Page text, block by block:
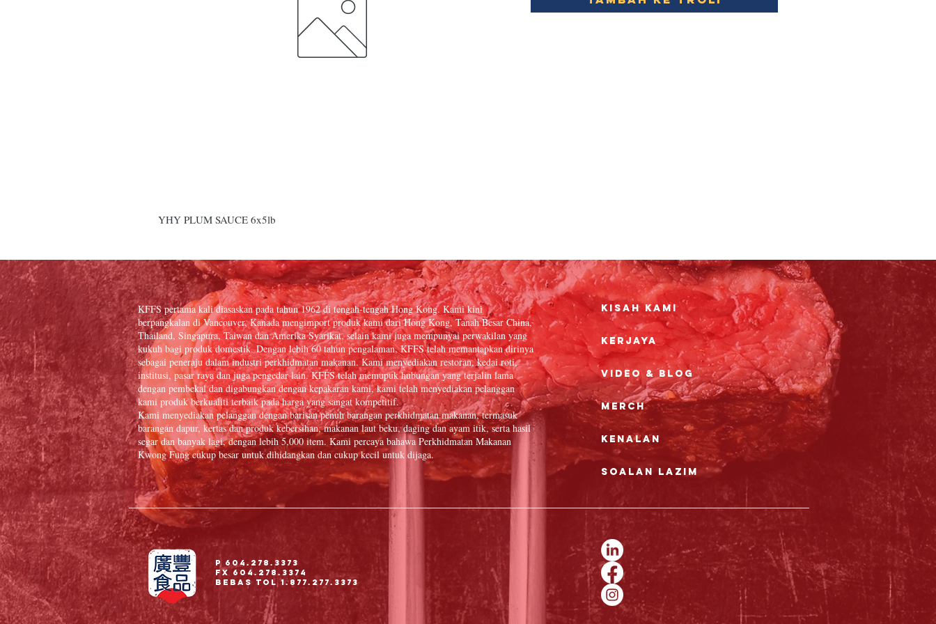
YHY PLUM SAUCE 6x5lb
KFFS pertama kali diasaskan pada tahun 1962 di tengah-tengah Hong Kong. Kami kini
berpangkalan di Vancouver, Kanada mengimport produk kami dari Hong Kong, Tanah Besar China,
Thailand, Singapura, Taiwan dan Amerika Syarikat, selain kami juga mempunyai perwakilan yang
kukuh bagi produk domestik. Dengan lebih 60 tahun pengalaman, KFFS telah memantapkan dirinya
sebagai peneraju dalam industri perkhidmatan makanan. Kami menyediakan restoran, kedai roti,
institusi, pasar raya dan juga pengedar lain. KFFS telah memupuk hubungan yang terjalin lama
dengan pembekal dan digabungkan dengan kepakaran kami, kami telah menyediakan pelanggan
kami produk berkualiti terbaik pada harga yang sangat kompetitif.
Kami menyediakan pelanggan dengan barisan penuh barangan perkhidmatan makanan, termasuk
barangan dapur, kertas dan produk kebersihan, makanan laut beku, daging dan ayam itik, serta hasil
segar dan banyak lagi, dengan lebih 5,000 item. Kami percaya bahawa Perkhidmatan Makanan
Kwong Fung cukup besar untuk dihidangkan dan cukup kecil untuk dijaga.
Kisah Kami
Kerjaya
Video & Blog
Merch
Kenalan
Soalan Lazim
P 604.278.3373
Fx 604.278.3374
Bebas Tol 1.877.277.3373